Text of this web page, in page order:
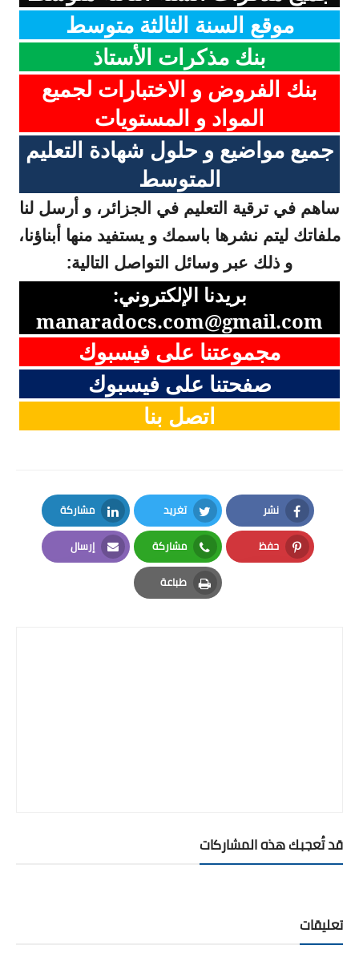
موقع السنة الثالثة متوسط
بنك مذكرات الأستاذ
بنك الفروض و الاختبارات لجميع
المواد و المستويات
جميع مواضيع و حلول شهادة التعليم
المتوسط
ساهم في ترقية التعليم في الجزائر، و أرسل لنا
ملفاتك ليتم نشرها باسمك و يستفيد منها أبناؤنا،
و ذلك عبر وسائل التواصل التالية:
بريدنا الإلكتروني:
manaradocs.com@gmail.com
مجموعتنا على فيسبوك
صفحتنا على فيسبوك
اتصل بنا
نشر
Facebook
تغريد
Twitter
مشاركة
LinkedIn
حفظ
Pinterest
مشاركة
Whatsapp
إرسال
Email
طباعة
Print
قد تُعجبك هذه المشاركات
تعليقات